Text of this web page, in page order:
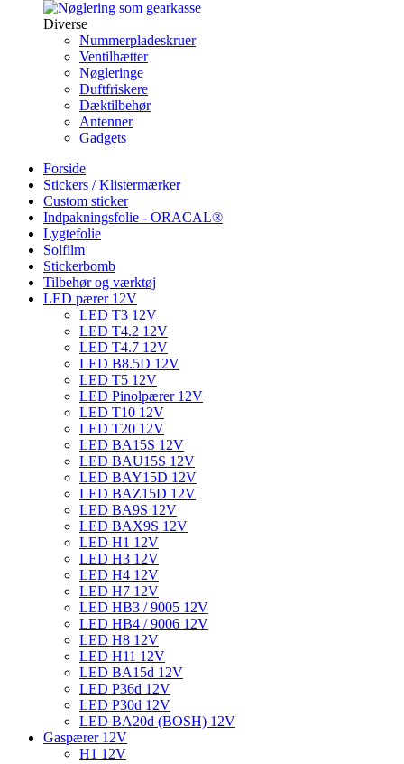
Diverse
Nummerpladeskruer
Ventilhætter
Nøgleringe
Duftfriskere
Dæktilbehør
Antenner
Gadgets
Forside
Stickers / Klistermærker
Custom sticker
Indpakningsfolie - ORACAL®
Lygtefolie
Solfilm
Stickerbomb
Tilbehør og værktøj
LED pærer 12V
LED T3 12V
LED T4.2 12V
LED T4.7 12V
LED B8.5D 12V
LED T5 12V
LED Pinolpærer 12V
LED T10 12V
LED T20 12V
LED BA15S 12V
LED BAU15S 12V
LED BAY15D 12V
LED BAZ15D 12V
LED BA9S 12V
LED BAX9S 12V
LED H1 12V
LED H3 12V
LED H4 12V
LED H7 12V
LED HB3 / 9005 12V
LED HB4 / 9006 12V
LED H8 12V
LED H11 12V
LED BA15d 12V
LED P36d 12V
LED P30d 12V
LED BA20d (BOSH) 12V
Gaspærer 12V
H1 12V